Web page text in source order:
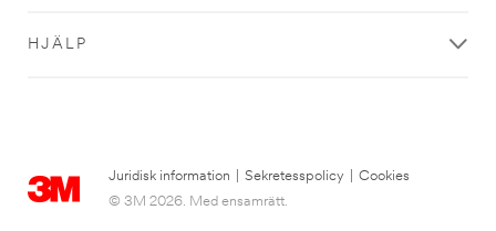
HJÄLP
Juridisk information Sekretesspolicy
Cookies
© 3M 2026. Med ensamrätt.